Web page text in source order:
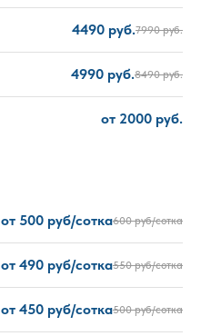
4490 руб.7990 руб.
4990 руб.8490 руб.
от 2000 руб.
от 500 руб/сотка600 руб/сотка
от 490 руб/сотка550 руб/сотка
от 450 руб/сотка500 руб/сотка